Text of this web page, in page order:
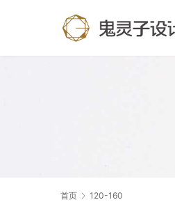
首页 120-160